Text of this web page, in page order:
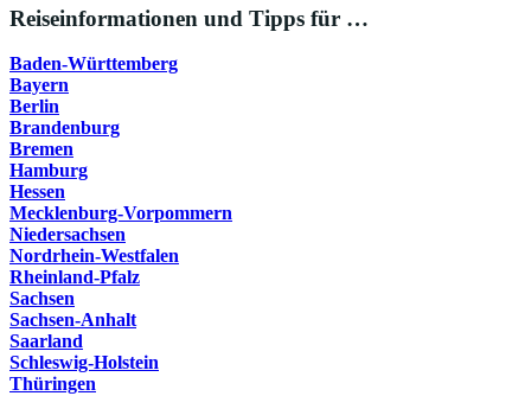
Reiseinformationen und Tipps für …
Baden-Württemberg
Bayern
Berlin
Brandenburg
Bremen
Hamburg
Hessen
Mecklenburg-Vorpommern
Niedersachsen
Nordrhein-Westfalen
Rheinland-Pfalz
Sachsen
Sachsen-Anhalt
Saarland
Schleswig-Holstein
Thüringen